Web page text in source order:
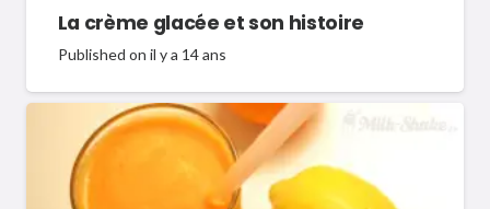
La crème glacée et son histoire
Published on il y a 14 ans